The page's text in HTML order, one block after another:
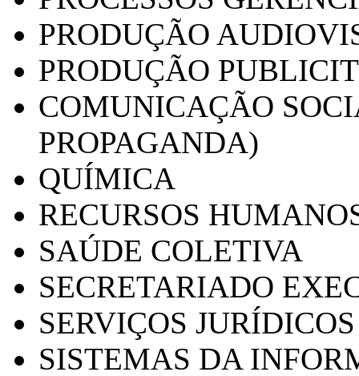
PRODUÇÃO
PRODUÇÃO
COMUNICAÇÃO
PROPAGANDA)
QUÍMICA
RECURSOS
SAÚDE COLETIVA
SECRETARIADO
SERVIÇOS
SISTEMAS DA